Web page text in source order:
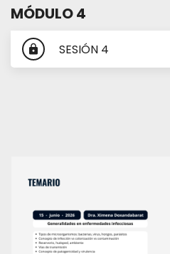
MÓDULO 4
lock SESIÓN 4